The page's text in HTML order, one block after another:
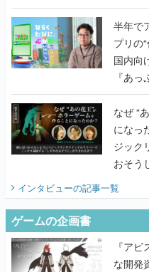
うこだ
半年でア
プリの
国内向
『あ
てみた
なぜ “
になったのか？ 敵
ジック
おそう
インタビューの記事一覧
ゲームの企画書
『ア
な開発